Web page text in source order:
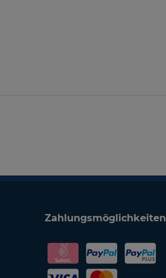
Zahlungsmöglichkeiten